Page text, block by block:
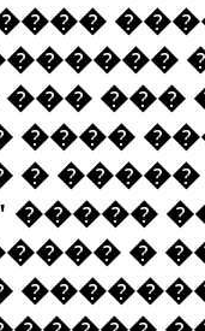
��� ���
����
�
�����
�